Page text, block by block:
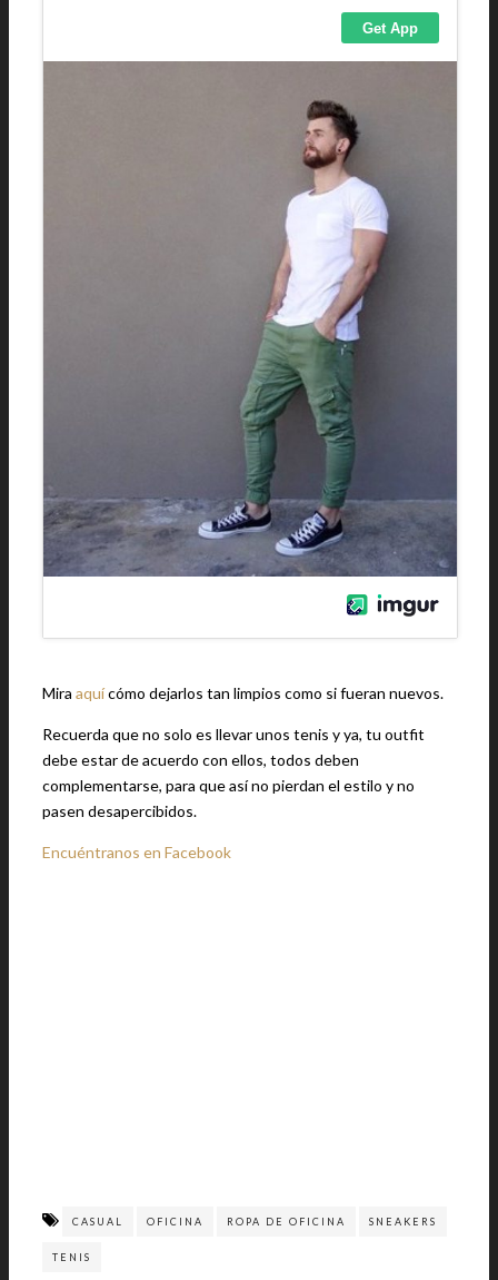
Mira aquícómo dejarlos tan limpios como si fueran nuevos.
Recuerda que no solo es llevar unos tenis y ya, tu outfit
debe estar de acuerdo con ellos, todos deben
complementarse, para que así no pierdan el estilo y no
pasen desapercibidos.
Encuéntranos en Facebook
CASUAL OFICINA ROPA DE OFICINA SNEAKERS
TENIS